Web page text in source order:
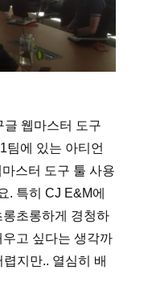
글 웹마스터 도구
팀에 있는 아티언
스터 도구 툴 사용
. 특히 CJ E&M에
초롱하게 경청하
고 싶다는 생각까
지만.. 열심히 배